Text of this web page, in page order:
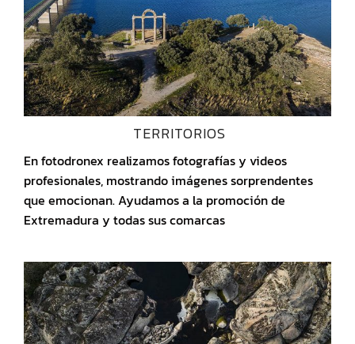
TERRITORIOS
En fotodronex realizamos fotografías y videos
profesionales, mostrando imágenes sorprendentes
que emocionan. Ayudamos a la promoción de
Extremadura y todas sus comarcas